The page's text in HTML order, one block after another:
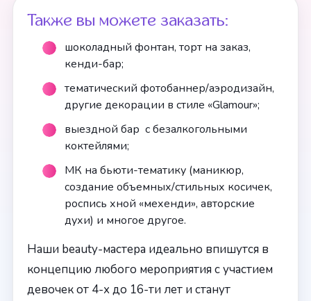
Также вы можете заказать:
шоколадный фонтан, торт на заказ,
кенди-бар;
тематический фотобаннер/аэродизайн,
другие декорации в стиле «Glamour»;
выездной бар с безалкогольными
коктейлями;
МК на бьюти-тематику (маникюр,
создание объемных/стильных косичек,
роспись хной «мехенди», авторские
духи) и многое другое.
Наши beauty-мастера идеально впишутся в
концепцию любого мероприятия с участием
девочек от 4-х до 16-ти лет и станут